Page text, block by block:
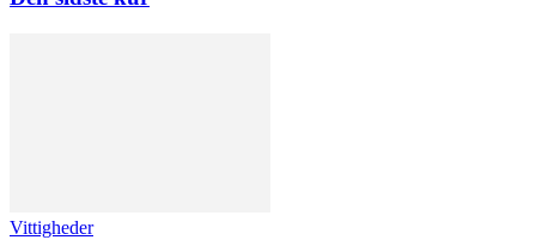
Vittigheder